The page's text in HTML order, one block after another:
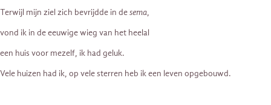
Terwijl mijn ziel zich bevrijdde in desema,
vond ik in de eeuwige wieg van het heelal
een huis voor mezelf, ik had geluk.
Vele huizen had ik, op vele sterren heb ik een leven opgebouwd.